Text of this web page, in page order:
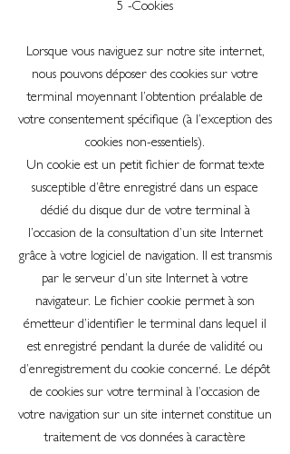
5 -Cookies
Lorsque vous naviguez sur notre site internet,
nous pouvons déposer des cookies sur votre
terminal moyennant l’obtention préalable de
votre consentement spécifique (à l’exception des
cookies non-essentiels).
Un cookie est un petit fichier de format texte
susceptible d’être enregistré dans un espace
dédié du disque dur de votre terminal à
l’occasion de la consultation d’un site Internet
grâce à votre logiciel de navigation. Il est transmis
par le serveur d’un site Internet à votre
navigateur. Le fichier cookie permet à son
émetteur d’identifier le terminal dans lequel il
est enregistré pendant la durée de validité ou
d’enregistrement du cookie concerné. Le dépôt
de cookies sur votre terminal à l’occasion de
votre navigation sur un site internet constitue un
traitement de vos données à caractère